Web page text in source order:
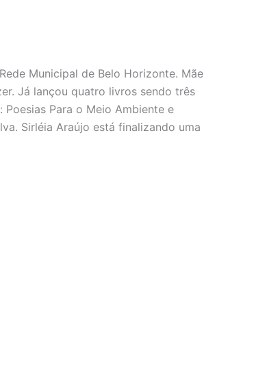
Municipal de Belo Horizonte. Mãe
Já lançou quatro livros sendo três
Para o Meio Ambiente e
Sirléia Araújo está finalizando uma